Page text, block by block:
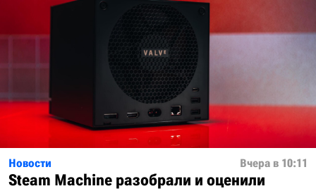
Новости Вчера в 10:11
Steam Machine разобрали и оценили